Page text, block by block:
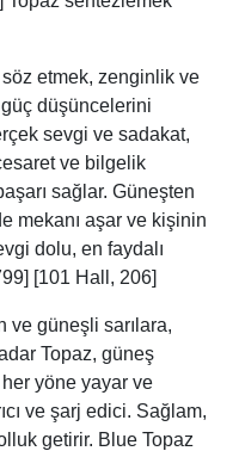
söz etmek, zenginlik ve
güç düşüncelerini
sevgi ve sadakat,
ve bilgelik
sağlar. Güneşten
mekanı aşar ve kişinin
dolu, en faydalı
[101 Hall, 206]
ve güneşli sarılara,
Topaz, güneş
her yöne yayar ve
ve şarj edici. Sağlam,
getirir. Blue Topaz